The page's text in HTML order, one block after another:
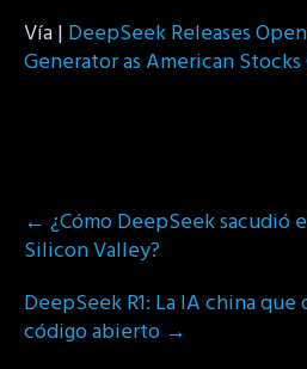
Vía | DeepSeek Releases
Generator as American
Post
navigation
← ¿Cómo DeepSeek sacudió
Silicon Valley?
DeepSeek R1: La IA china
código abierto →